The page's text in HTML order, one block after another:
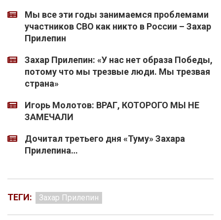
Мы все эти годы занимаемся проблемами
участников СВО как никто в России – Захар
Прилепин
Захар Прилепин: «У нас нет образа Победы,
потому что мы трезвые люди. Мы трезвая
страна»
Игорь Молотов: ВРАГ, КОТОРОГО МЫ НЕ
ЗАМЕЧАЛИ
Дочитал третьего дня «Туму» Захара
Прилепина…
ТЕГИ: Захар Прилепин